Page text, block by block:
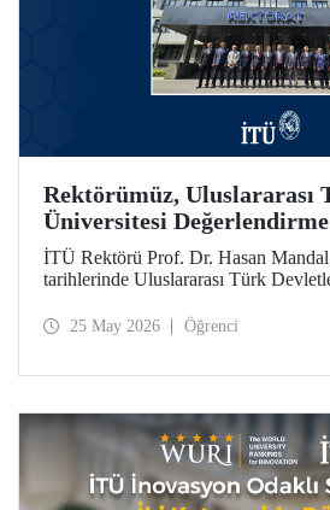
Rektörümüz, Uluslararası
Üniversitesi Değerlendirme
İçin Özbekistan’daydı
İTÜ Rektörü Prof. Dr. Hasan
tarihlerinde Uluslararası Türk
25 May 2026 Öğrenci